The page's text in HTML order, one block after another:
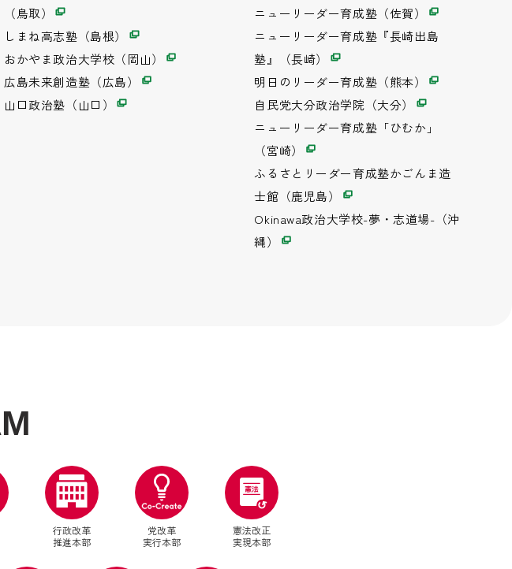
（鳥取）
しまね高志塾（島根）
おかやま政治大学校（岡山）
広島未来創造塾（広島）
山口政治塾（山口）
ニューリーダー育成塾（佐賀）
ニューリーダー育成塾『長崎出島
塾』（長崎）
明日のリーダー育成塾（熊本）
自民党大分政治学院（大分）
ニューリーダー育成塾「ひむか」
（宮崎）
ふるさとリーダー育成塾かごんま造
士館（鹿児島）
Okinawa政治大学校-夢・志道場-（沖
縄）
M
行政改革
推進本部
党改革
実行本部
憲法改正
実現本部